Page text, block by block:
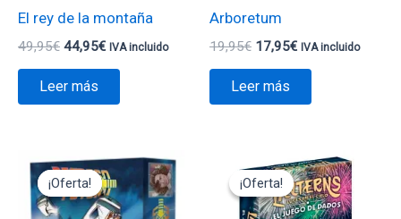
El rey de la montaña
49,95€ 44,95€ IVA incluido
Leer más
Arboretum
19,95€ 17,95€ IVA incluido
Leer más
¡Oferta!
¡Oferta!
El
precio
original
era:
El
precio
actual
es:
¡Oferta!
¡Oferta!
precio
original
era:
El
precio
actual
es: